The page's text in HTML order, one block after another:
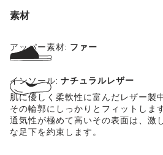
素材
アッパー素材: ファー
インソール: ナチュラルレザー
肌に優しく柔軟性に富んだレザー製
その輪郭にしっかりとフィットしま
通気性が極めて高いその表面は、激
な足下を約束します。